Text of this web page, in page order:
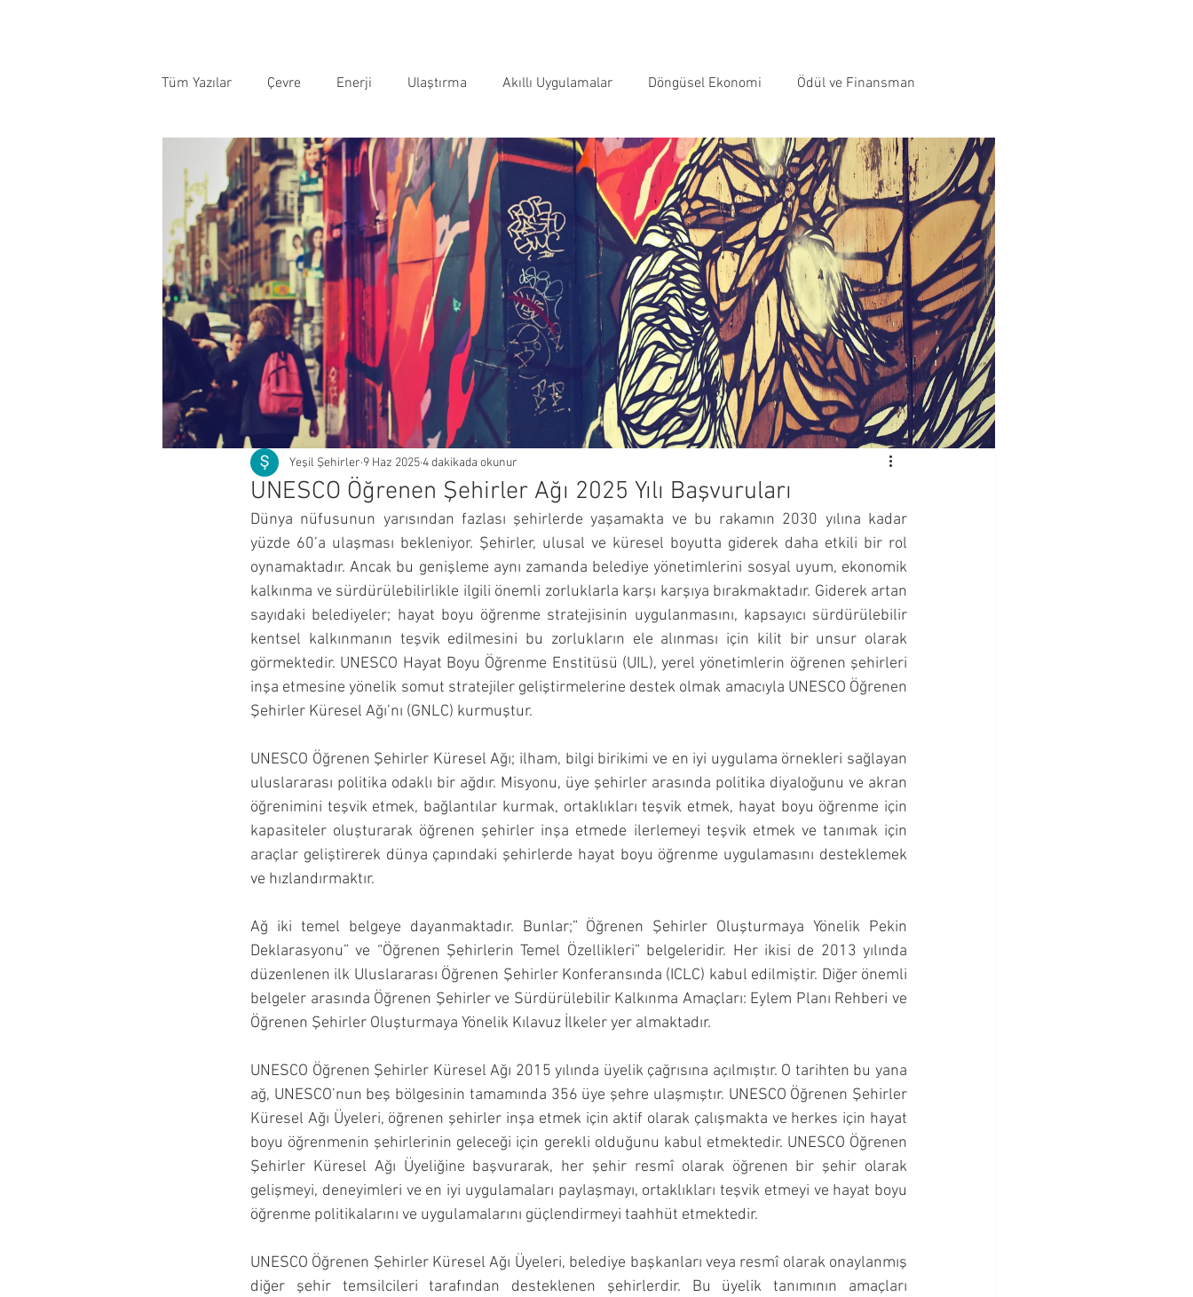
Tüm Yazılar Çevre Enerji Ulaştırma Akıllı Uygulamalar Döngüsel Ekonomi Ödül ve Finansman
UNESCO Öğrenen Şehirler Ağı 2025 Yılı Başvuruları
Yeşil Şehirler 9 Haz 20254 dakikada okunur
Dünya nüfusunun yarısından fazlası şehirlerde yaşamakta ve bu rakamın 2030 yılına kadar
yüzde 60’a ulaşması bekleniyor. Şehirler, ulusal ve küresel boyutta giderek daha etkili bir rol
oynamaktadır. Ancak bu genişleme aynı zamanda belediye yönetimlerini sosyal uyum, ekonomik
kalkınma ve sürdürülebilirlikle ilgili önemli zorluklarla karşı karşıya bırakmaktadır. Giderek artan
sayıdaki belediyeler; hayat boyu öğrenme stratejisinin uygulanmasını, kapsayıcı sürdürülebilir
kentsel kalkınmanın teşvik edilmesini bu zorlukların ele alınması için kilit bir unsur olarak
görmektedir. UNESCO Hayat Boyu Öğrenme Enstitüsü (UIL), yerel yönetimlerin öğrenen şehirleri
inşa etmesine yönelik somut stratejiler geliştirmelerine destek olmak amacıyla UNESCO Öğrenen
Şehirler Küresel Ağı’nı (GNLC) kurmuştur.
UNESCO Öğrenen Şehirler Küresel Ağı; ilham, bilgi birikimi ve en iyi uygulama örnekleri sağlayan
uluslararası politika odaklı bir ağdır. Misyonu, üye şehirler arasında politika diyaloğunu ve akran
öğrenimini teşvik etmek, bağlantılar kurmak, ortaklıkları teşvik etmek, hayat boyu öğrenme için
kapasiteler oluşturarak öğrenen şehirler inşa etmede ilerlemeyi teşvik etmek ve tanımak için
araçlar geliştirerek dünya çapındaki şehirlerde hayat boyu öğrenme uygulamasını desteklemek
ve hızlandırmaktır.
Ağ iki temel belgeye dayanmaktadır. Bunlar;” Öğrenen Şehirler Oluşturmaya Yönelik Pekin
Deklarasyonu” ve “Öğrenen Şehirlerin Temel Özellikleri” belgeleridir. Her ikisi de 2013 yılında
düzenlenen ilk Uluslararası Öğrenen Şehirler Konferansında (ICLC) kabul edilmiştir. Diğer önemli
belgeler arasında Öğrenen Şehirler ve Sürdürülebilir Kalkınma Amaçları: Eylem Planı Rehberi ve
Öğrenen Şehirler Oluşturmaya Yönelik Kılavuz İlkeler yer almaktadır.
UNESCO Öğrenen Şehirler Küresel Ağı 2015 yılında üyelik çağrısına açılmıştır. O tarihten bu yana
ağ, UNESCO’nun beş bölgesinin tamamında 356 üye şehre ulaşmıştır. UNESCO Öğrenen Şehirler
Küresel Ağı Üyeleri, öğrenen şehirler inşa etmek için aktif olarak çalışmakta ve herkes için hayat
boyu öğrenmenin şehirlerinin geleceği için gerekli olduğunu kabul etmektedir. UNESCO Öğrenen
Şehirler Küresel Ağı Üyeliğine başvurarak, her şehir resmî olarak öğrenen bir şehir olarak
gelişmeyi, deneyimleri ve en iyi uygulamaları paylaşmayı, ortaklıkları teşvik etmeyi ve hayat boyu
öğrenme politikalarını ve uygulamalarını güçlendirmeyi taahhüt etmektedir.
UNESCO Öğrenen Şehirler Küresel Ağı Üyeleri, belediye başkanları veya resmî olarak onaylanmış
diğer şehir temsilcileri tarafından desteklenen şehirlerdir. Bu üyelik tanımının amaçları